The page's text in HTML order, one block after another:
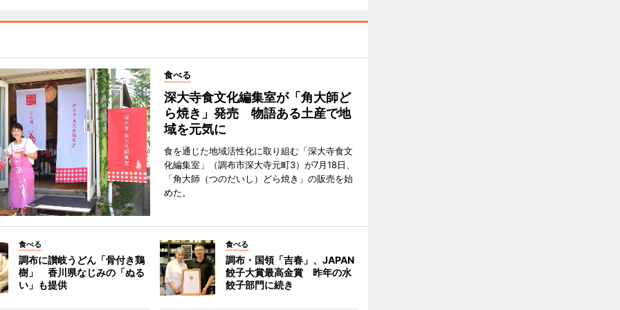
食べる
深大寺食文化編集室が「角大師ど
ら焼き」発売 物語ある土産で地
域を元気に
食を通じた地域活性化に取り組む「深大寺食文
化編集室」（調布市深大寺元町3）が7月18日、
「角大師（つのだいし）どら焼き」の販売を始
めた。
食べる
調布に讃岐うどん「骨付き鶏
樹」 香川県なじみの「ぬる
い」も提供
食べる
調布・国領「吉春」、JAPAN
餃子大賞最高金賞 昨年の水
餃子部門に続き